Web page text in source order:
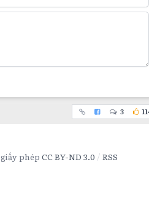
3
giấy phép CC BY-ND 3.0 RSS